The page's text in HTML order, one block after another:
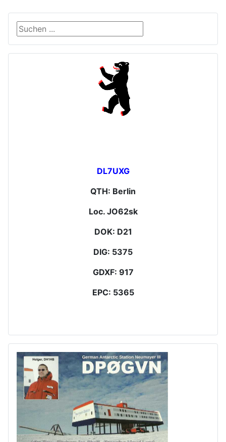
Suche
DL7UXG
QTH: Berlin
Loc. JO62sk
DOK: D21
DIG: 5375
GDXF: 917
EPC: 5365